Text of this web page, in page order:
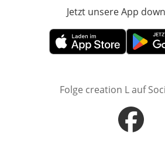
Jetzt unsere App
Öffnet in neuem Fenster
Öffnet in
Folge creation L auf
Öffnet in